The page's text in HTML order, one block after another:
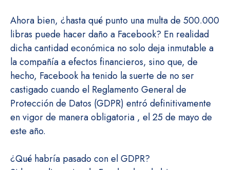
Ahora bien, ¿hasta qué punto una multa de 500.000
libras puede hacer daño a Facebook? En realidad
dicha cantidad económica no solo deja inmutable a
la compañía a efectos financieros, sino que, de
hecho, Facebook ha tenido la suerte de no ser
castigado cuando el Reglamento General de
Protección de Datos (GDPR) entró definitivamente
en vigor de manera obligatoria , el 25 de mayo de
este año.
¿Qué habría pasado con el GDPR?